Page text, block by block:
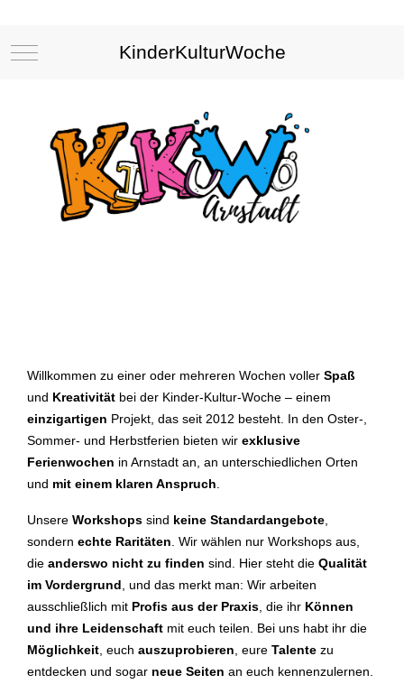
Mobile Menu ToggleKinderKulturWoche
Willkommen zu einer oder mehreren Wochen voller Spaß
und Kreativitätbei der Kinder-Kultur-Woche – einem
einzigartigen Projekt, das seit 2012 besteht. In den Oster-,
Sommer- und Herbstferien bieten wir exklusive
Ferienwochen in Arnstadt an, an unterschiedlichen Orten
und mit einem klaren Anspruch
Unsere Workshopssind keine Standardangebote,
sondern echte Raritäten . Wir wählen nur Workshops aus,
die anderswo nicht zu finden sind. Hier steht die Qualität
im Vordergrund , und das merkt man: Wir arbeiten
ausschließlich mit Profis aus der Praxis, die ihr Können
und ihre Leidenschaftmit euch teilen. Bei uns habt ihr die
Möglichkeit, euch auszuprobieren , eure Talentezu
entdecken und sogar neue Seiten an euch kennenzulernen.